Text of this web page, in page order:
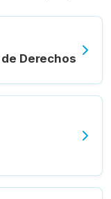
Derechos